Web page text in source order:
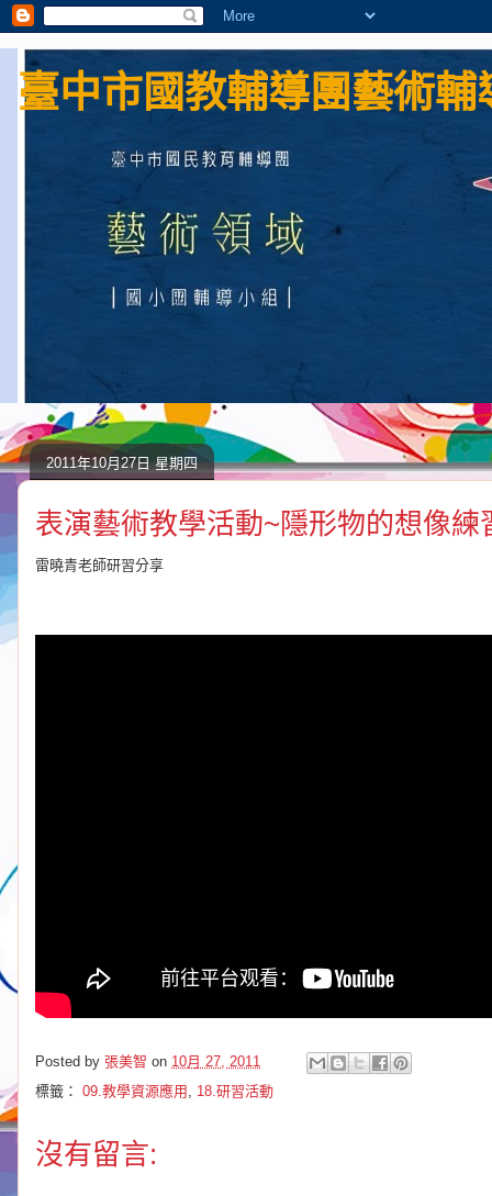
臺中市國教輔導團藝術
2011年10月27日 星期四
表演藝術教學活動~隱形物的想像練
雷曉青老師研習分享
Posted by 張美智 on 10月 27, 2011
標籤： 09.教學資源應用 , 18.研習活動
沒有留言: